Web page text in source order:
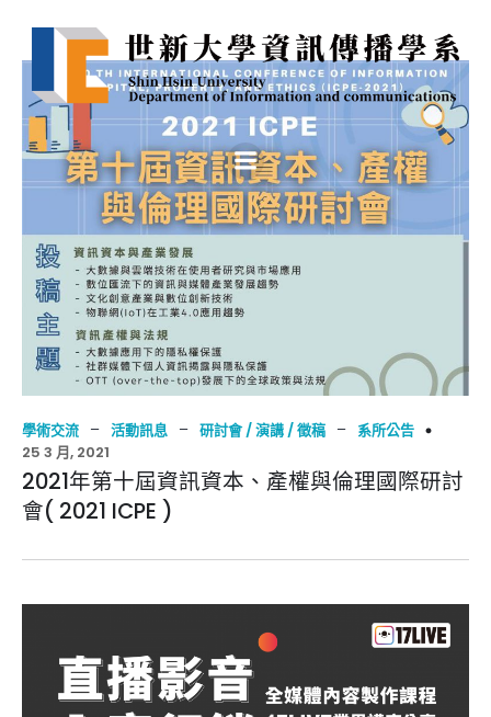
學術交流 – 活動訊息 – 研討會 / 演講 / 徵稿 – 系所公告
25 3 月, 2021
2021年第十屆資訊資本、產權與倫理國際研討
會( 2021 ICPE )